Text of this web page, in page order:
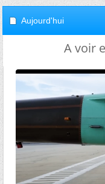
Aujourd'hui
A voir